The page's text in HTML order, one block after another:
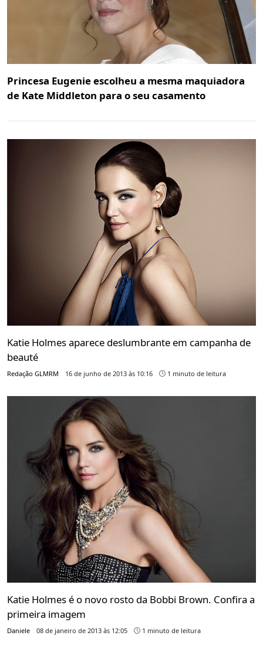
Princesa Eugenie escolheu a mesma maquiadora
de Kate Middleton para o seu casamento
Katie Holmes aparece deslumbrante em campanha de
beauté
Redação GLMRM 16 de junho de 2013 às 10:16 1 minuto de leitura
Katie Holmes é o novo rosto da Bobbi Brown. Confira a
primeira imagem
Daniele 08 de janeiro de 2013 às 12:05 1 minuto de leitura